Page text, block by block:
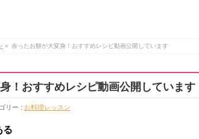
» 余ったお餅が大変身！おすすめレシピ動画公開しています
！おすすめレシピ動画公開しています
リー : お料理レッスン
る